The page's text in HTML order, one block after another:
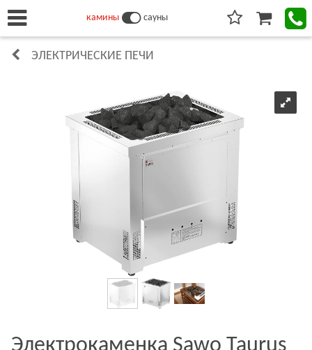
камины сауны
ЭЛЕКТРИЧЕСКИЕ ПЕЧИ